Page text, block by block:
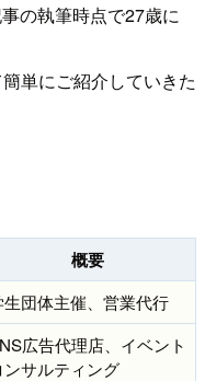
の執筆時点で27歳に
単にご紹介していきた
概要
生団体主催、営業代行
広告代理店、イベント
ンサルティング